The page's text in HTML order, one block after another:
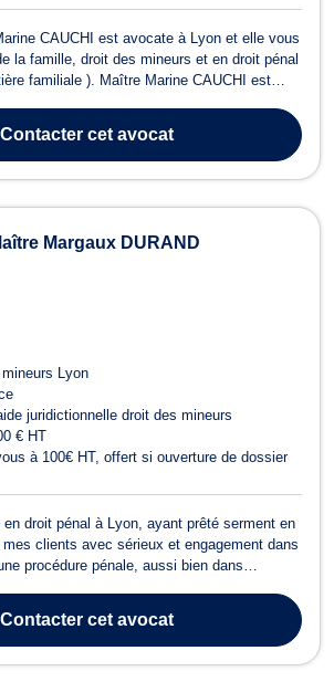
CAUCHI est avocate à Lyon et elle vous
la famille, droit des mineurs et en droit pénal
familiale ). Maître Marine CAUCHI est
des problématiques relatives au divorce, à la
Contactercet avocat
Margaux DURAND
Lyon
juridictionnelle droit des mineurs
€ HT
à 100€ HT, offert si ouverture de dossier
droit pénal à Lyon, ayant prêté serment en
mes clients avec sérieux et engagement dans
procédure pénale, aussi bien dans
provisoire, aménagement de peine).
Contactercet avocat